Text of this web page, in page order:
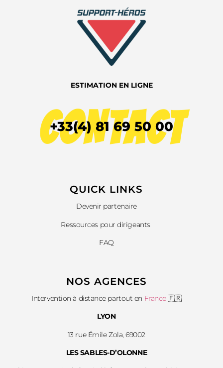
VINCENT
MAISONNEUVE
DIRIGEANT
ASSUR&SENS &
CÉLÉRYS CONSEIL​
ESTIMATION EN LIGNE
+33(4) 81 69 50 00
CONTACT
QUICK LINKS​
Devenir partenaire
Ressources pour dirigeants
FAQ
NOS AGENCES
Intervention à distance partout en France🇫🇷
LYON
13 rue Émile Zola, 69002
LES SABLES-D’OLONNE